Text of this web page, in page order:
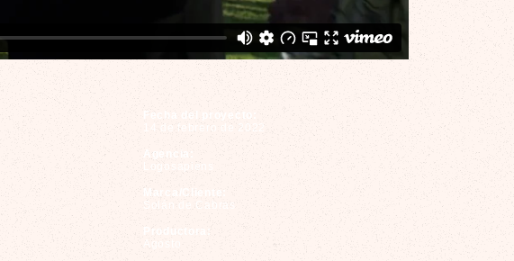
Fecha del proyecto:
14 de febrero de 2022
Agencia:
Logosapiens
Marca/Cliente:
Solán de Cabras
Productora:
Agosto